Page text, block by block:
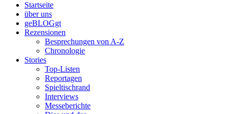
Startseite
über uns
geBLOGgt
Rezensionen
Besprechungen von A-Z
Chronologie
Stories
Top-Listen
Reportagen
Spieltischrand
Interviews
Messeberichte